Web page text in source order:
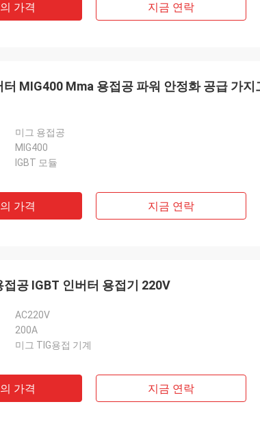
가격 지금 연락
터 MIG400 Mma 용접공 파워 안정화 공급 가지
미그 용접공
MIG400
IGBT 모듈
가격 지금 연락
미그 MMA 용접공 IGBT 인버터 용접기 220V
AC220V
200A
미그 TIG용접 기계
가격 지금 연락